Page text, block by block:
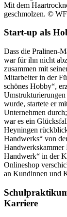
Mit dem
geschmolzen. ©
Start-up als
Dass die Pralinen-
war für ihn nicht
zusammen mit
Mitarbeiter in der
schönes Hobby“,
wurde, startete er
Unternehmen
war es ein
Heyningen
Handwerks“ von
Handwerkskammer
Handwerk“ in der
Onlineshop
an Kundinnen und
Karriere